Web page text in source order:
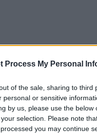
Process My Personal
of the sale, sharing to third
personal or sensitive
by us, please use the below
selection. Please note
you may continue
το Pink.gr στοGoogle
τα πιο hot νέα.